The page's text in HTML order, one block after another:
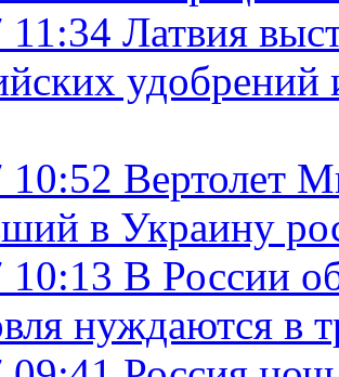
11:34 Латвия
10:52 Вертолет
в Украину
10:13 В России
нуждаются в